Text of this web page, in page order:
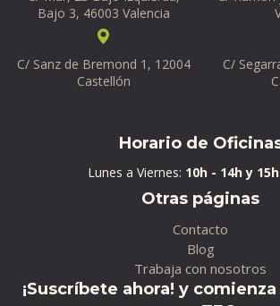
Bajo 3, 46003 Valencia
C/ Sanz de Bremond 1, 12004
Castellón
C/
Horario de
Lunes a Viernes: 10h - 14h y
Otras páginas
Contacto
Blog
Trabaja con nosotros
¡Suscríbete ahora! y